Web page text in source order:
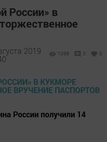
России» в
2019
1066 0 0
России получили 14